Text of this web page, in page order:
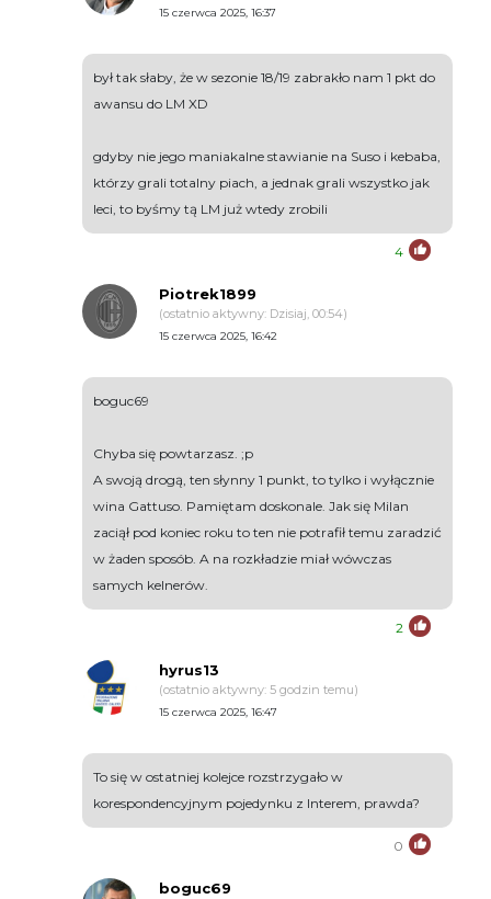
15 czerwca 2025, 16:37
był tak słaby, że w sezonie 18/19 zabrakło nam 1 pkt do
awansu do LM XD
gdyby nie jego maniakalne stawianie na Suso i kebaba,
którzy grali totalny piach, a jednak grali wszystko jak
leci, to byśmy tą LM już wtedy zrobili
4
Piotrek1899
(ostatnio aktywny: Dzisiaj, 00:54)
15 czerwca 2025, 16:42
boguc69
Chyba się powtarzasz. ;p
A swoją drogą, ten słynny 1 punkt, to tylko i wyłącznie
wina Gattuso. Pamiętam doskonale. Jak się Milan
zaciął pod koniec roku to ten nie potrafił temu zaradzić
w żaden sposób. A na rozkładzie miał wówczas
samych kelnerów.
2
hyrus13
(ostatnio aktywny: 5 godzin temu)
15 czerwca 2025, 16:47
To się w ostatniej kolejce rozstrzygało w
korespondencyjnym pojedynku z Interem, prawda?
0
boguc69